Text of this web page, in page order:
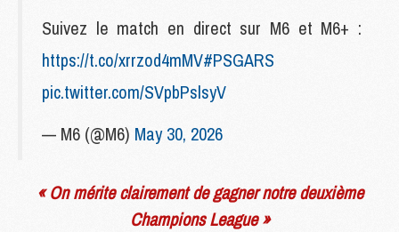
Suivez le match en direct sur M6 et M6+ :
https://t.co/xrrzod4mMV#PSGARS
pic.twitter.com/SVpbPslsyV
— M6 (@M6) May 30, 2026
« On mérite clairement de gagner notre deuxième
Champions League »